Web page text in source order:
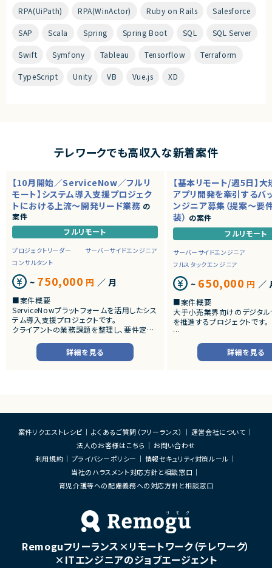
RPA(UiPath) RPA(WinActor) Ruby on Rails Salesforce
SAP Scala Spring Spring Boot SQL SQL Server
Swift Symfony Tableau Tensorflow Terraform
TypeScript Unity VB Vue.js XD
テレワークでも高収入な新着案件
【10月開始／ServiceNow／フルリ
モート】システム導入支援プロジェク
トにおける上流～開発リード業務 の
案件
フルリモート
プロジェクトリーダー
サーバーサイドエンジニア
コンサルタント
~ 750,000 円 ／ 月
■案件概要
ServiceNowプラットフォームを活用したシス
テム導入支援プロジェクトです。
クライアントの業務課題を整理し、要件定義
だきます。
・詳細設計書、テスト仕様書等のドキュメント
作成
・成果物レビューおよび品質管理
・開発メンバーへの技術支援、進捗管理
・少人数体制でのプロジェクト推進
プロジェクト拡大に伴う増員募集
詳細を見る
【基本リモート/週5日】
アプリ開発を牽引するバ
ンジニア募集（提案～要
装） の案件
フルリモート
サーバーサイドエンジニア
フルスタックエンジニア
~ 650,000 円 ／
■案件概要
大手小売業界向けのデジタ
を推進するプロジェクトです。
■プロダクトやサービスの概
・店舗向けスマホアプリおよ
システムの継続的なエンハ
・要件整理および要件定義支
・バックエンドシステムの設計
・コードレビューの実施
・リリース対応および品質向
・技術課題に対する検討、提
・ステークホルダーとの調整
ケーション
・サービスの継続的な機能拡
募集
■担当工程
・要件定義
・基本設計
詳細を見る
案件リクエストレシピ よくあるご質問（フリーランス）
運営会社について
法人のお客様はこちら
お問い合わせ
利用規約
プライバシーポリシー
情報セキュリティ対策ルール
当社のハラスメント対応方針と相談窓口
育児介護等への配慮義務への対応方針と相談窓口
Remoguフリーランス×リモートワーク（テレワーク）
×ITエンジニアのジョブエージェント